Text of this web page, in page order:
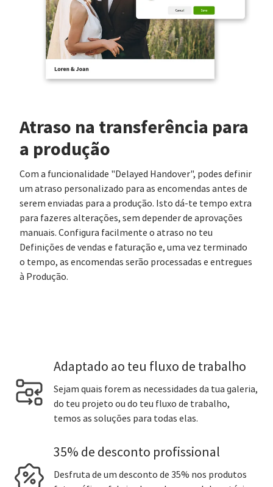
Atraso na transferência para
a produção
Com a funcionalidade "Delayed Handover", podes definir
um atraso personalizado para as encomendas antes de
serem enviadas para a produção. Isto dá-te tempo extra
para fazeres alterações, sem depender de aprovações
manuais. Configura facilmente o atraso no teu
Definições de vendas e faturação e, uma vez terminado
o tempo, as encomendas serão processadas e entregues
à Produção.
Adaptado ao teu fluxo de trabalho
Sejam quais forem as necessidades da tua galeria,
do teu projeto ou do teu fluxo de trabalho,
temos as soluções para todas elas.
35% de desconto profissional
Desfruta de um desconto de 35% nos produtos